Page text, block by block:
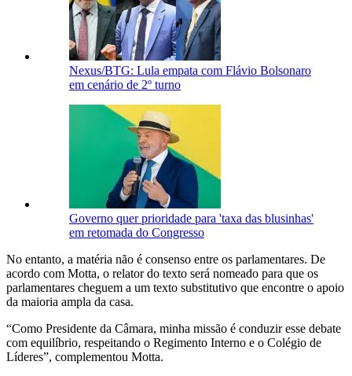
Nexus/BTG: Lula empata com Flávio Bolsonaro
em cenário de 2º turno
Governo quer prioridade para 'taxa das blusinhas'
em retomada do Congresso
No entanto, a matéria não é consenso entre os parlamentares. De
acordo com Motta, o relator do texto será nomeado para que os
parlamentares cheguem a um texto substitutivo que encontre o apoio
da maioria ampla da casa.
“Como Presidente da Câmara, minha missão é conduzir esse debate
com equilíbrio, respeitando o Regimento Interno e o Colégio de
Líderes”, complementou Motta.